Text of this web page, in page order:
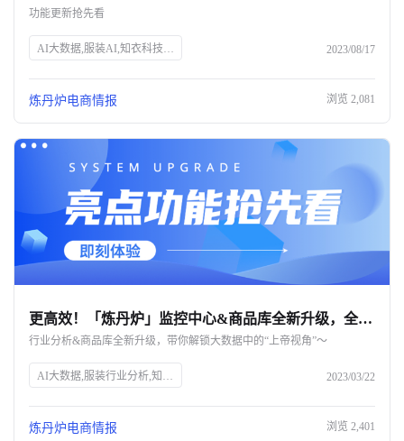
功能更新抢先看
AI大数据,服装AI,知衣科技,SEO优化,电商市场趋势,数据分析,概念洞察,淘系,抖音,小红书,内容种草,流行趋势,市场分析,行业热点,数据可视化,销售趋势,品牌策略,运营策略,产品布局,达人筛选 2023/08/17
炼丹炉电商情报 浏览 2,081
更高效！「炼丹炉」监控中心&商品库全新升级，全面打开分析视角-杭州知衣科技
行业分析&商品库全新升级，带你解锁大数据中的“上帝视角”～
AI大数据,服装行业分析,知衣科技,炼丹炉系统,品类分析,销量飙升榜,价格分析,商品库检索,市场趋势,竞争对手分析,产品定位,新品布局,数据分析效率 2023/03/22
炼丹炉电商情报 浏览 2,401